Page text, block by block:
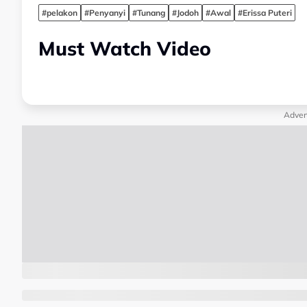
#pelakon #Penyanyi #Tunang #Jodoh #Awal #Erissa Puteri
Must Watch Video